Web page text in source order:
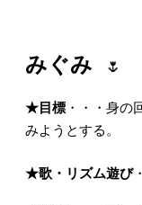
みぐみ
🌷
★目標・・・身の
みようとする。
★歌・リズム遊び